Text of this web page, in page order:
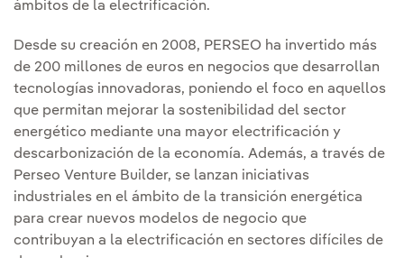
ámbitos de la electrificación.
Desde su creación en 2008, PERSEO ha invertido más
de 200 millones de euros en negocios que desarrollan
tecnologías innovadoras, poniendo el foco en aquellos
que permitan mejorar la sostenibilidad del sector
energético mediante una mayor electrificación y
descarbonización de la economía. Además, a través de
Perseo Venture Builder, se lanzan iniciativas
industriales en el ámbito de la transición energética
para crear nuevos modelos de negocio que
contribuyan a la electrificación en sectores difíciles de